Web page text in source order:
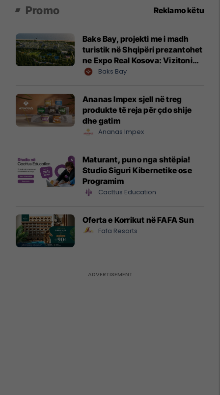
Promo Reklamo këtu
Baks Bay, projekti me i madh
turistik në Shqipëri prezantohet
ne Expo Real Kosova: Vizitoni
shtandin dhe zbuloni
Baks Bay
Ananas Impex sjell në treg
produkte të reja për çdo shije
dhe gatim
Ananas Impex
Maturant, puno nga shtëpia!
Studio Siguri Kibernetike ose
Programim
Cacttus Education
Oferta e Korrikut në FAFA Sun
Fafa Resorts